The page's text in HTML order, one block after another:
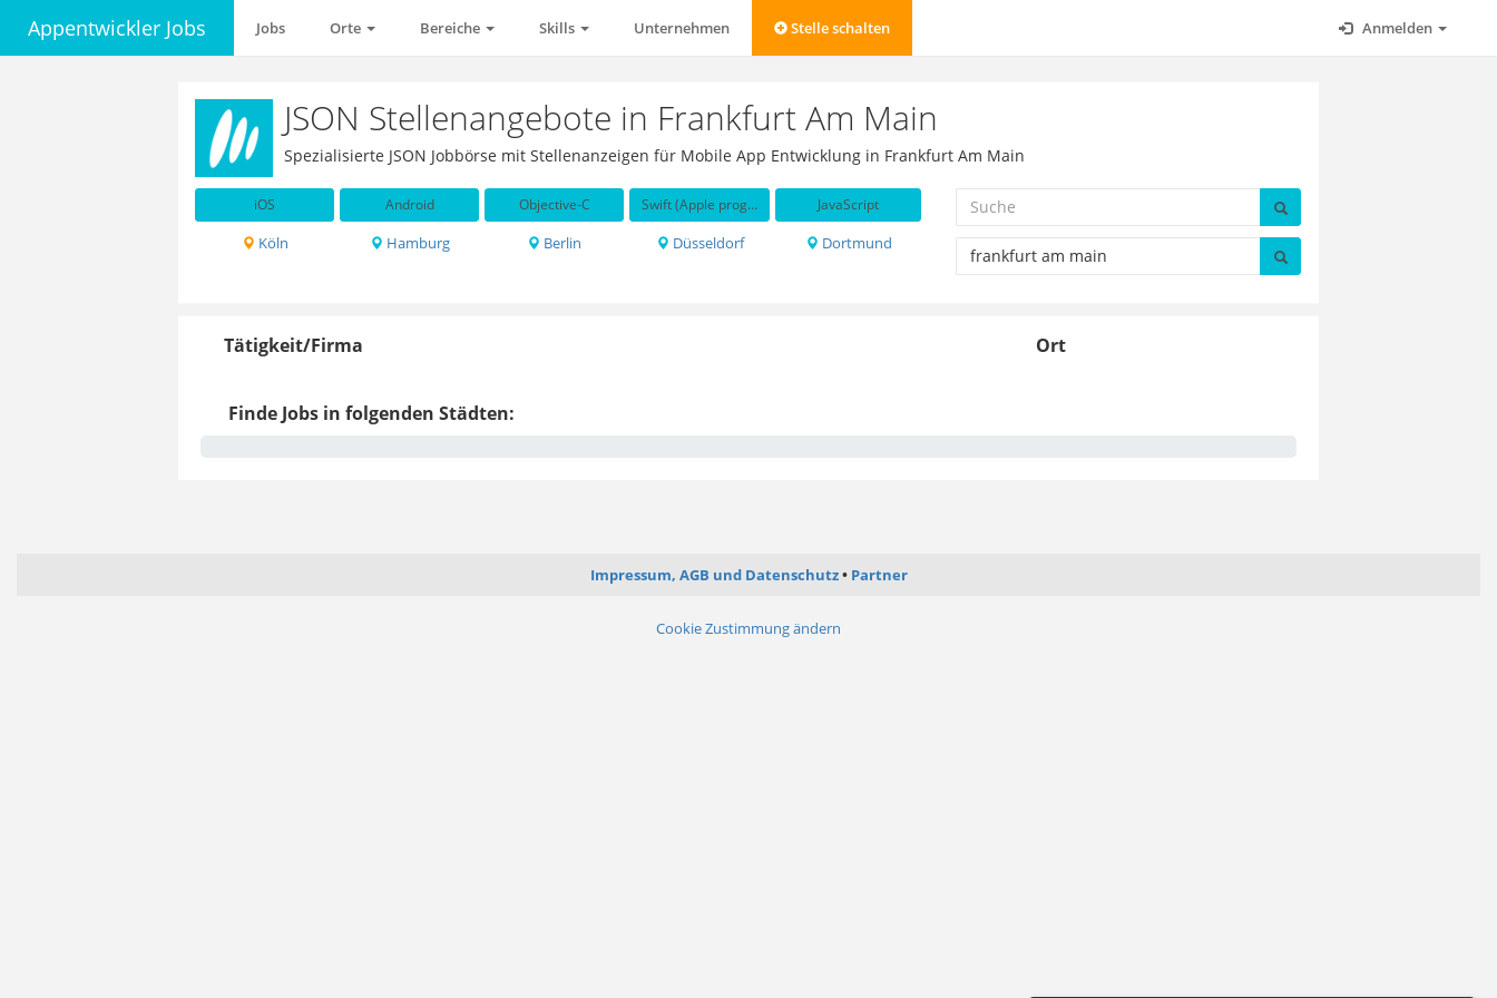
Appentwickler Jobs Jobs Orte Bereiche Skills Unternehmen Stelle schalten Anmelden
JSON Stellenangebote in Frankfurt Am Main
Spezialisierte JSON Jobbörse mit Stellenanzeigen für Mobile App Entwicklung in Frankfurt Am Main
iOS Android Objective-C Swift (Apple programming language) JavaScript
Köln Hamburg Berlin Düsseldorf Dortmund
Tätigkeit/Firma Ort
Finde Jobs in folgenden Städten:
Impressum, AGB und Datenschutz Partner
Cookie Zustimmung ändern